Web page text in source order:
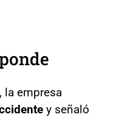
la empresa
y señaló